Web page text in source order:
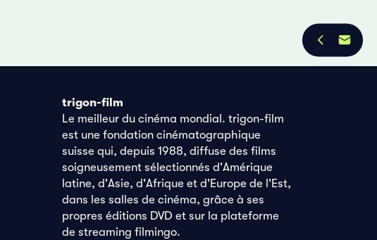
trigon-film
Le meilleur du cinéma mondial. trigon-film
est une fondation cinématographique
suisse qui, depuis 1988, diffuse des films
soigneusement sélectionnés d'Amérique
latine, d'Asie, d'Afrique et d'Europe de l'Est,
dans les salles de cinéma, grâce à ses
propres éditions DVD et sur la plateforme
de streaming filmingo.